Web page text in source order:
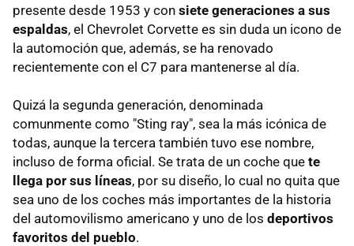
presente desde 1953 y con siete generaciones a sus
espaldas, el Chevrolet Corvette es sin duda un icono de
la automoción que, además, se ha renovado
recientemente con el C7 para mantenerse al día.
Quizá la segunda generación, denominada
comunmente como "Sting ray", sea la más icónica de
todas, aunque la tercera también tuvo ese nombre,
incluso de forma oficial. Se trata de un coche que te
llega por sus líneas, por su diseño, lo cual no quita que
sea uno de los coches más importantes de la historia
del automovilismo americano y uno de los deportivos
favoritos del pueblo.